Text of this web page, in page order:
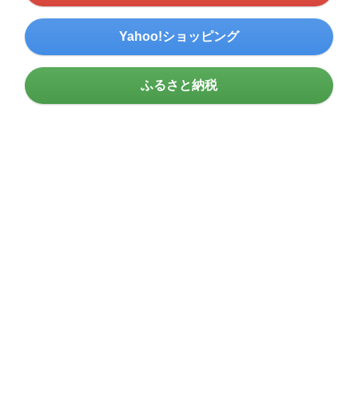
Yahoo!ショッピング
ふるさと納税